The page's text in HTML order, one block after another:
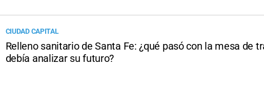
CIUDAD CAPITAL
Relleno sanitario de Santa Fe: ¿qué pasó con la mesa de
debía analizar su futuro?